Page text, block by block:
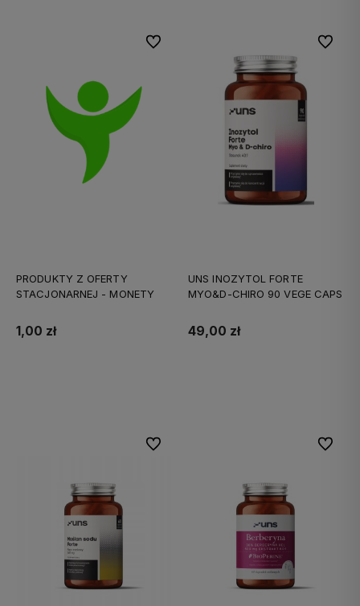
PRODUKTY Z OFERTY
STACJONARNEJ - MONETY
1,00 zł
Do ulubionych
UNS INOZYTOL FORTE
MYO&D-CHIRO 90 VEGE CAPS
49,00 zł
Do
Do ulubionych Do